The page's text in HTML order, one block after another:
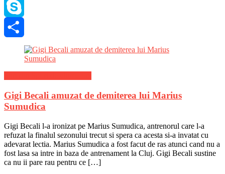
WhatsApp
Skype
Gigi Becali amuzat de demiterea lui Marius
Sumudica
Gigi Becali l-a ironizat pe Marius Sumudica, antrenorul care l-a
refuzat la finalul sezonului trecut si spera ca acesta si-a invatat cu
adevarat lectia. Marius Sumudica a fost facut de ras atunci cand nu a
fost lasa sa intre in baza de antrenament la Cluj. Gigi Becali sustine
ca nu ii pare rau pentru ce […]